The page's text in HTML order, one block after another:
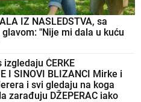
IZ NASLEDSTVA, sa
"Nije mi dala u kuću
izgledaju ĆERKE
I SINOVI BLIZANCI Mirke i
i svi gledaju na koga
zarađuju DŽEPERAC iako